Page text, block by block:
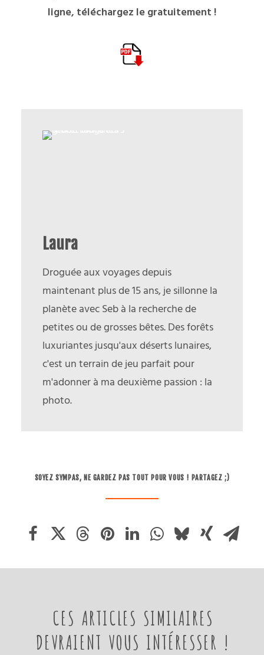
ligne, téléchargez le gratuitement !
Laura
Droguée aux voyages depuis
maintenant plus de 15 ans, je sillonne la
planète avec Seb à la recherche de
petites ou de grosses bêtes. Des forêts
luxuriantes jusqu'aux déserts lunaires,
c'est un terrain de jeu parfait pour
m'adonner à ma deuxième passion : la
photo.
SOYEZ SYMPAS, NE GARDEZ PAS TOUT POUR VOUS ! PARTAGEZ ;)
CES ARTICLES SIMILAIRES
DEVRAIENT VOUS INTÉRESSER !